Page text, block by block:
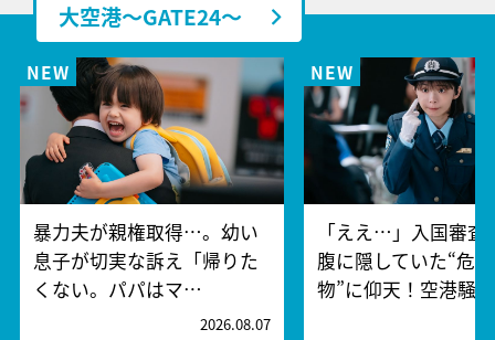
大空港～GATE24～
暴力夫が親権取得…。幼い
息子が切実な訴え「帰りた
くない。パパはマ…
2026.08.07
「ええ…」入国審査
腹に隠していた“危
物”に仰天！空港騒